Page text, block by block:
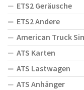
ETS2 Geräusche
ETS2 Andere
American Truck
ATS Karten
ATS Lastwagen
ATS Anhänger